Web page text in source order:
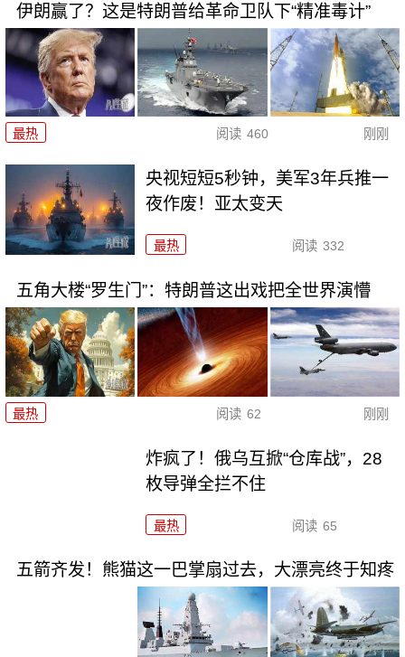
伊朗赢了？这是特朗普给革命卫队下“精准毒计”
最热 阅读 460 刚刚
央视短短5秒钟，美军3年兵推一
夜作废！亚太变天
最热 阅读 332
五角大楼“罗生门”：特朗普这出戏把全世界演懵
最热 阅读 62 刚刚
炸疯了！俄乌互掀“仓库战”，28
枚导弹全拦不住
最热 阅读 65
五箭齐发！熊猫这一巴掌扇过去，大漂亮终于知疼